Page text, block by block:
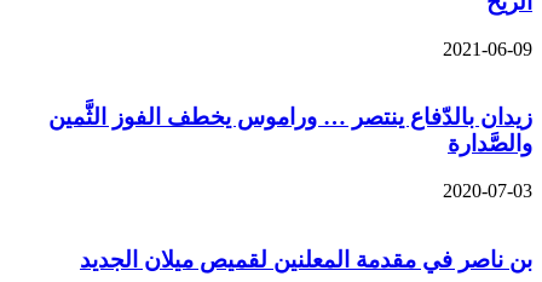
2021-06-09
زيدان بالدّفاع ينتصر … وراموس يخطف الفوز الثَّمين
والصَّدارة
2020-07-03
بن ناصر في مقدمة المعلنين لقميص ميلان الجديد